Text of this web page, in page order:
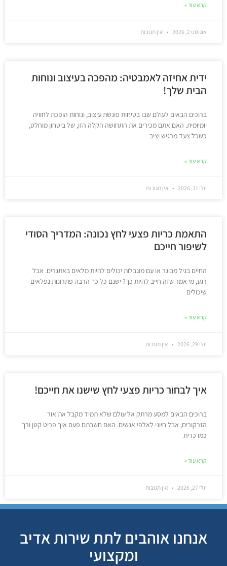
קרא עוד »
אוגוסט 2, 2026 אין תגובות
ידית אחיזה לאמבטיה: מהפכה בעיצוב ונוחות
הבית שלך!
ברוכים הבאים לעולם שבו בטיחות פוגשת עיצוב, ונוחות הופכת לחוויה
יומיומית. האם אתם מכירים את התחושה הקלה הזו, של ביטחון מוחלט,
כשכל צעד מרגיש יציב
קרא עוד »
יולי 31, 2026 אין תגובות
התאמת כריות פצעי לחץ נכונה: המדריך הסודי
לשיפור חייכם
החיים בגיל מבוגר או עם מוגבלות יכולים להיות מלאים באתגרים. אבל
רגע, מי אמר שזה חייב להיות כך? ישנם כל כך הרבה פתרונות נפלאים
שיכולים
קרא עוד »
יולי 29, 2026 אין תגובות
איך לבחור כריות פצעי לחץ שישנו את חייכם!
ברוכים הבאים למסע מרתק אל עולם שלא תמיד מקבל את אור
הזרקורים, אבל חיוני לאלפי אנשים. האם חשבתם פעם איך פריט קטן ורך
כמו כרית
קרא עוד »
יולי 27, 2026 אין תגובות
אנחנו אוהבים לתת שירות אדיב
ומקצועי